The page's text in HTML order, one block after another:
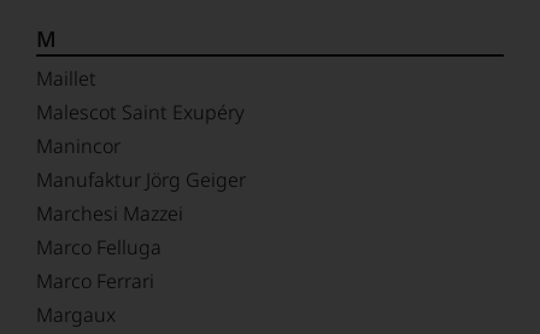
M
Maillet
Malescot Saint Exupéry
Manincor
Manufaktur Jörg Geiger
Marchesi Mazzei
Marco Felluga
Marco Ferrari
Margaux